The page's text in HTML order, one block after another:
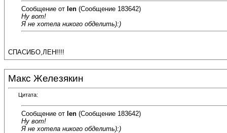
Сообщение от len (Сообщение 183642)
Ну вот!
Я не хотела никого обделить):)
СПАСИБО,ЛЕН!!!!
Макс Железякин
Цитата:
Сообщение от len (Сообщение 183642)
Ну вот!
Я не хотела никого обделить):)